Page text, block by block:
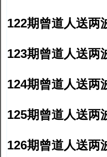
122期曾道人送两
123期曾道人送两
124期曾道人送两
125期曾道人送两
126期曾道人送两